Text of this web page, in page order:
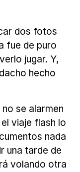
dos fotos
fue de puro
jugar. Y,
hecho
se alarmen
viaje flash lo
nada
una tarde de
volando otra